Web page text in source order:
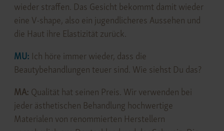
wieder straffen. Das Gesicht bekommt damit wieder
eine V-shape, also ein jugendlicheres Aussehen und
die Haut ihre Elastizität zurück.
MU: Ich höre immer wieder, dass die
Beautybehandlungen teuer sind. Wie siehst Du das?
MA: Qualität hat seinen Preis. Wir verwenden bei
jeder ästhetischen Behandlung hochwertige
Materialen von renommierten Herstellern